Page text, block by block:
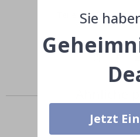
Teile dein Bild mit
Sie
Jetzt